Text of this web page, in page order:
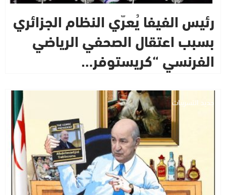
رئيس الفيفا يُعرّي النظام الجزائري
بسبب اعتقال الصحفي الرياضي
الفرنسي “كريستوفر…
جديد التسريبات